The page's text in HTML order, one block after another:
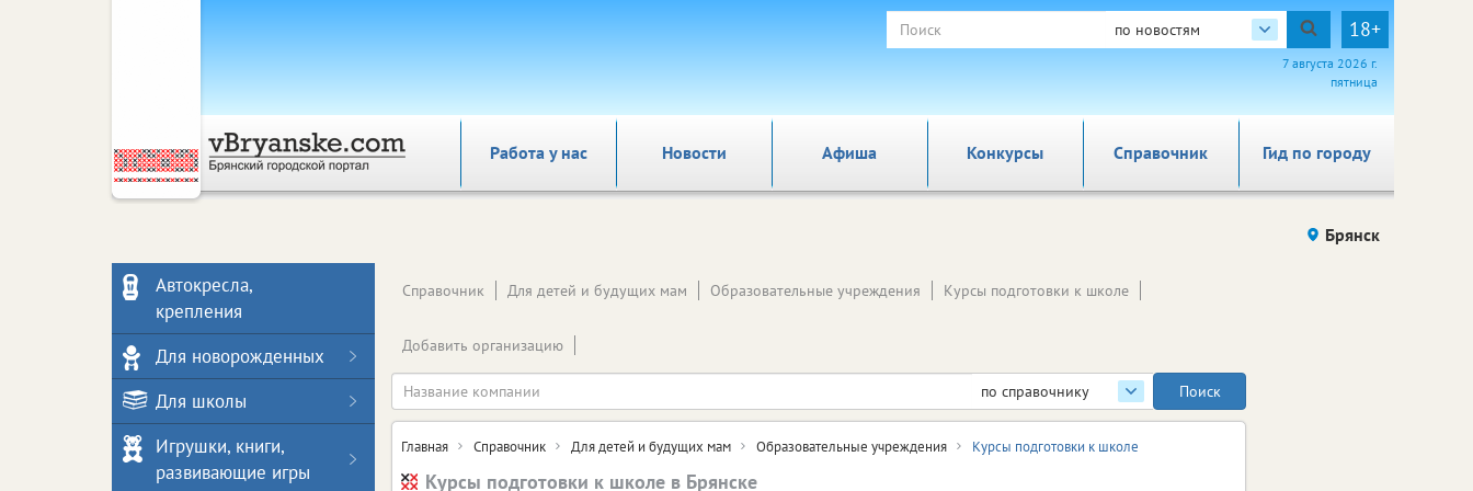
по новостям 18+
7 августа 2026 г.
пятница
Работа у нас Новости Афиша Справочник Гид по городу
Конкурсы
Брянск
по справочнику
Справочник Для детей и будущих мам Образовательные учреждения Курсы подготовки к школе
Добавить организацию
Главная Справочник Для детей и будущих мам Образовательные учреждения Курсы подготовки к школе
Курсы подготовки к школе в Брянске
Автокресла,
крепления
Для новорожденных
Для школы
Игрушки, книги,
развивающие игры